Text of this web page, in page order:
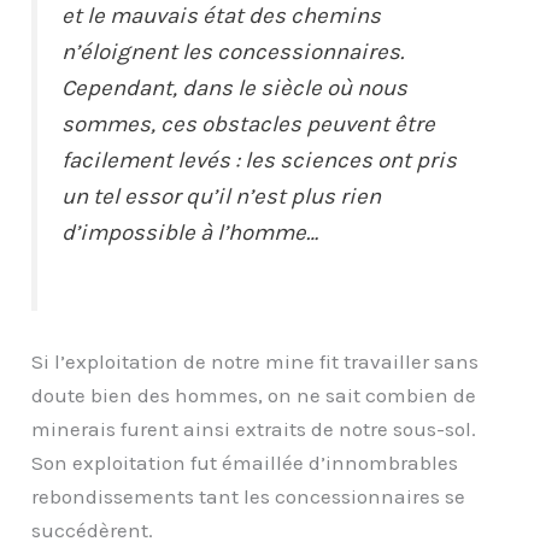
et le mauvais état des chemins
n’éloignent les concessionnaires.
Cependant, dans le siècle où nous
sommes, ces obstacles peuvent être
facilement levés : les sciences ont pris
un tel essor qu’il n’est plus rien
d’impossible à l’homme…
Si l’exploitation de notre mine fit travailler sans
doute bien des hommes, on ne sait combien de
minerais furent ainsi extraits de notre sous-sol.
Son exploitation fut émaillée d’innombrables
rebondissements tant les concessionnaires se
succédèrent.